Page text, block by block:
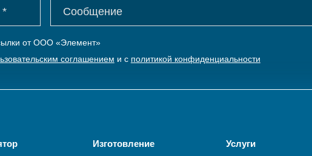
от ООО «Элемент»
соглашением и с политикой конфиденциальности
Изготовление Услуги